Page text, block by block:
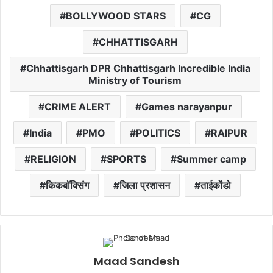
BOLLYWOOD STARS CG
CHHATTISGARH
Chhattisgarh DPR Chhattisgarh Incredible India
Ministry of Tourism
CRIME ALERT Games narayanpur
India PMO POLITICS RAIPUR
RELIGION SPORTS Summer camp
किकबॉक्सिंग जिला प्रशासन ताईकोंडो
Maad Sandesh